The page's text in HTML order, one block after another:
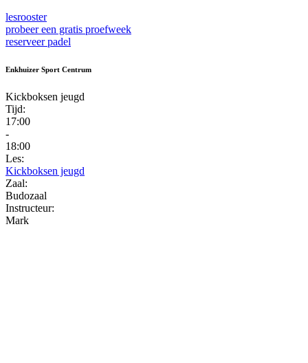
lesrooster
probeer een gratis proefweek
reserveer padel
Enkhuizer Sport Centrum
Kickboksen jeugd
Tijd:
17:00
-
18:00
Les:
Kickboksen jeugd
Zaal:
Budozaal
Instructeur:
Mark